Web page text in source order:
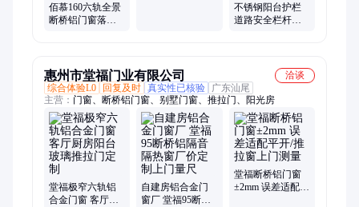
佰慕160六轨全景
断桥铝门窗落地
不锈钢阳台护栏
道路安全栏杆超
惠州市堂福门业有限公司
洽谈
综合体验L0
回复及时 真实性已核验
广东汕尾
主营： 门窗、断桥铝门窗、别墅门窗、推拉门、阳光房
堂福极窄六轨铝
合金门窗 客厅厨
自建房铝合金门
窗厂 堂福95断桥
堂福断桥铝门窗
±2mm 误差适配平